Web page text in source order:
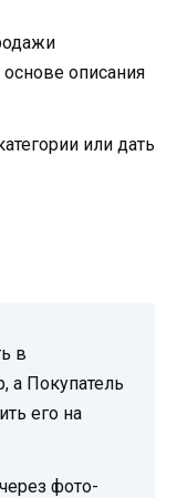
описания
или дать
в
а Покупатель
его на
фото-